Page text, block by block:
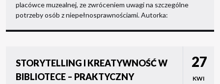
placówce muzealnej, ze zwróceniem uwagi na szczególne
potrzeby osób z niepełnosprawnościami. Autorka:
STORYTELLING I KREATYWNOŚĆ W
BIBLIOTECE – PRAKTYCZNY
27
KWI